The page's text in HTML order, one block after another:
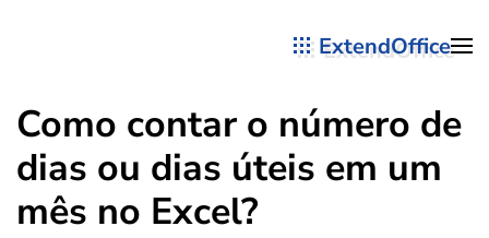
ExtendOffice
Como contar o número de
dias ou dias úteis em um
mês no Excel?